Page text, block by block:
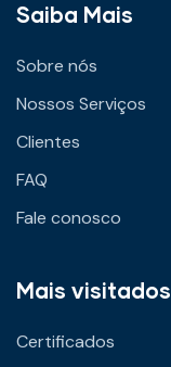
Saiba Mais
Sobre nós
Nossos Serviços
Clientes
FAQ
Fale conosco
Mais visitados
Certificados